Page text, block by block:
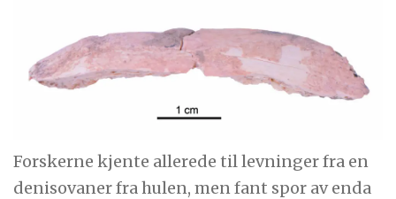
og kanskje har vi forklaringen her. Det er
muligens fordi de har mer av DNA-et sitt til
felles med denisovanerne.
Kilde: Artikkelen «Denisova-molar funnet i
uventet del av verden, konkluderer
Willerslev-studie»
Forskerne kjente allerede til levninger fra en
denisovaner fra hulen, men fant spor av enda